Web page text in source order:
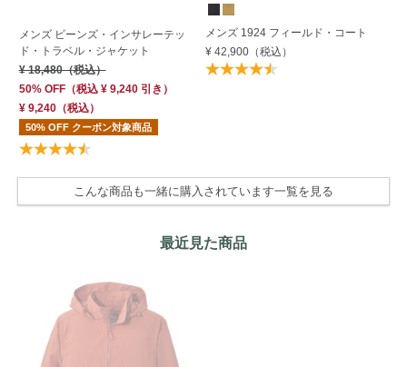
メンズ ビーンズ・インサレーテッ
ド・トラベル・ジャケット
¥ 18,480（税込）
50% OFF（税込 ¥ 9,240引き）
¥ 9,240（税込）
50% OFF クーポン対象商品
メンズ 1924 フィールド・コート
¥ 42,900 （税込）
こんな商品も一緒に購入されています一覧を見る
最近見た商品